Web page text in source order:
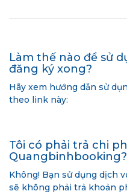
Làm thế nào để sử
đăng ký xong?
Hãy xem hướng dẫn sử
theo link này:
Tôi có phải trả chi
Quangbinhbooking?
Không! Bạn sử dụng dịch
sẽ không phải trả khoản